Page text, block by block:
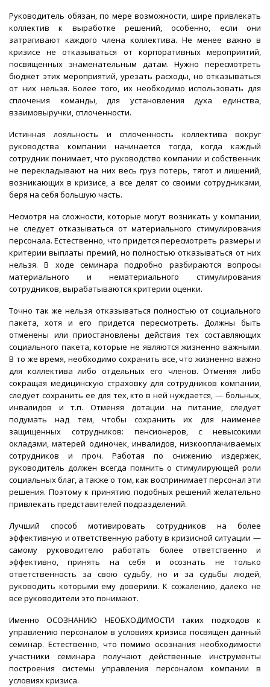
Руководитель обязан, по мере возможности, шире привлекать
коллектив к выработке решений, особенно, если они
затрагивают каждого члена коллектива. Не менее важно в
кризисе не отказываться от корпоративных мероприятий,
посвященных знаменательным датам. Нужно пересмотреть
бюджет этих мероприятий, урезать расходы, но отказываться
от них нельзя. Более того, их необходимо использовать для
сплочения команды, для установления духа единства,
взаимовыручки, сплоченности.
Истинная лояльность и сплоченность коллектива вокруг
руководства компании начинается тогда, когда каждый
сотрудник понимает, что руководство компании и собственник
не перекладывают на них весь груз потерь, тягот и лишений,
возникающих в кризисе, а все делят со своими сотрудниками,
беря на себя большую часть.
Несмотря на сложности, которые могут возникать у компании,
не следует отказываться от материального стимулирования
персонала. Естественно, что придется пересмотреть размеры и
критерии выплаты премий, но полностью отказываться от них
нельзя. В ходе семинара подробно разбираются вопросы
материального и нематериального стимулирования
сотрудников, вырабатываются критерии оценки.
Точно так же нельзя отказываться полностью от социального
пакета, хотя и его придется пересмотреть. Должны быть
отменены или приостановлены действия тех составляющих
социального пакета, которые не являются жизненно важными.
В то же время, необходимо сохранить все, что жизненно важно
для коллектива либо отдельных его членов. Отменяя либо
сокращая медицинскую страховку для сотрудников компании,
следует сохранить ее для тех, кто в ней нуждается, — больных,
инвалидов и т.п. Отменяя дотации на питание, следует
подумать над тем, чтобы сохранить их для наименее
защищенных сотрудников: пенсионеров, с невысокими
окладами, матерей одиночек, инвалидов, низкооплачиваемых
сотрудников и проч. Работая по снижению издержек,
руководитель должен всегда помнить о стимулирующей роли
социальных благ, а также о том, как воспринимает персонал эти
решения. Поэтому к принятию подобных решений желательно
привлекать представителей подразделений.
Лучший способ мотивировать сотрудников на более
эффективную и ответственную работу в кризисной ситуации —
самому руководителю работать более ответственно и
эффективно, принять на себя и осознать не только
ответственность за свою судьбу, но и за судьбы людей,
руководить которыми ему доверили. К сожалению, далеко не
все руководители это понимают.
Именно ОСОЗНАНИЮ НЕОБХОДИМОСТИ таких подходов к
управлению персоналом в условиях кризиса посвящен данный
семинар. Естественно, что помимо осознания необходимости
участники семинара получают действенные инструменты
построения системы управления персоналом компании в
условиях кризиса.